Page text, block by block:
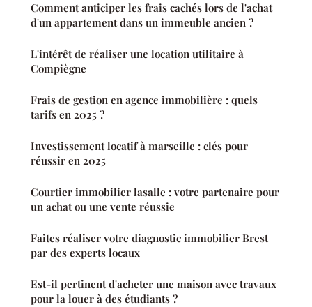
Comment anticiper les frais cachés lors de l'achat
d'un appartement dans un immeuble ancien ?
L'intérêt de réaliser une location utilitaire à
Compiègne
Frais de gestion en agence immobilière : quels
tarifs en 2025 ?
Investissement locatif à marseille : clés pour
réussir en 2025
Courtier immobilier lasalle : votre partenaire pour
un achat ou une vente réussie
Faites réaliser votre diagnostic immobilier Brest
par des experts locaux
Est-il pertinent d'acheter une maison avec travaux
pour la louer à des étudiants ?